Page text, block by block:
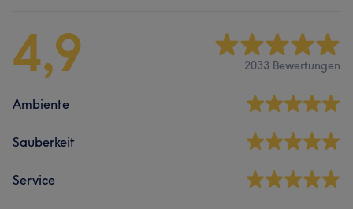
4,9 2033 Bewertungen
Ambiente
Sauberkeit
Service